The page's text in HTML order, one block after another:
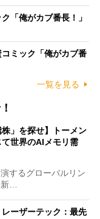
「俺がカブ番長！」
ミック「俺がカブ番
一覧を見る
株」を探せ】トーメン
世界のAIメモリ需
するグローバルリン
…
レーザーテック：最先